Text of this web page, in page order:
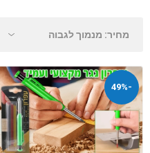
-49%